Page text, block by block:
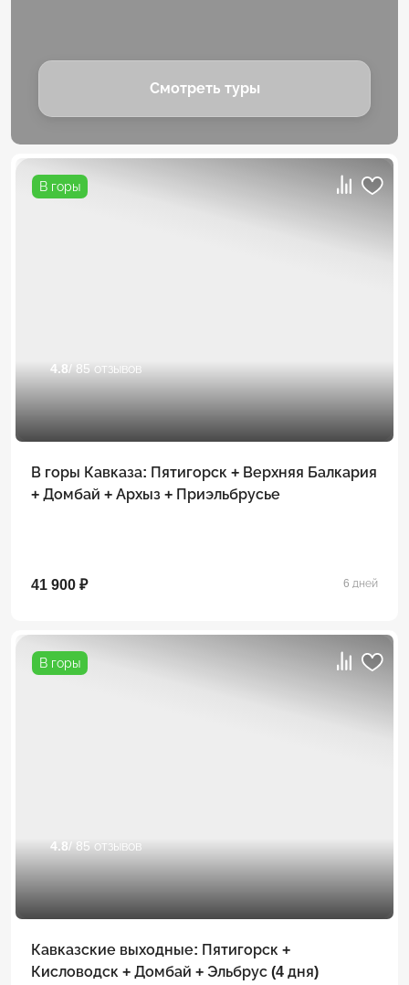
Смотреть туры
В горы
4.8/ 85 отзывов
В горы Кавказа: Пятигорск + Верхняя Балкария
+ Домбай + Архыз + Приэльбрусье
41 900 ₽ 6 дней
В горы
4.8/ 85 отзывов
Кавказские выходные: Пятигорск +
Кисловодск + Домбай + Эльбрус (4 дня)